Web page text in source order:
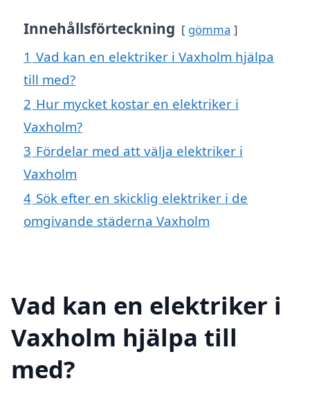
Innehållsförteckning gömma
1 Vad kan en elektriker i Vaxholm hjälpa
till med?
2 Hur mycket kostar en elektriker i
Vaxholm?
3 Fördelar med att välja elektriker i
Vaxholm
4 Sök efter en skicklig elektriker i de
omgivande städerna Vaxholm
Vad kan en elektriker i
Vaxholm hjälpa till
med?